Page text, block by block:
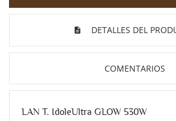
DETALLES DEL
COMENTARIOS
LAN T. IdoleUltra GLOW 530W